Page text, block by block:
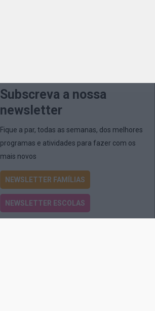
Subscreva a nossa
newsletter
Fique a par, todas as semanas, dos melhores
programas e atividades para fazer com os
mais novos
NEWSLETTER FAMÍLIAS
NEWSLETTER ESCOLAS